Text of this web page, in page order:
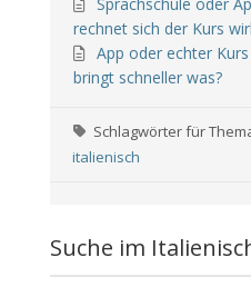
rechnet sich der Kurs
App oder echter
bringt schneller was?
Schlagwörter für
italienisch
Suche im